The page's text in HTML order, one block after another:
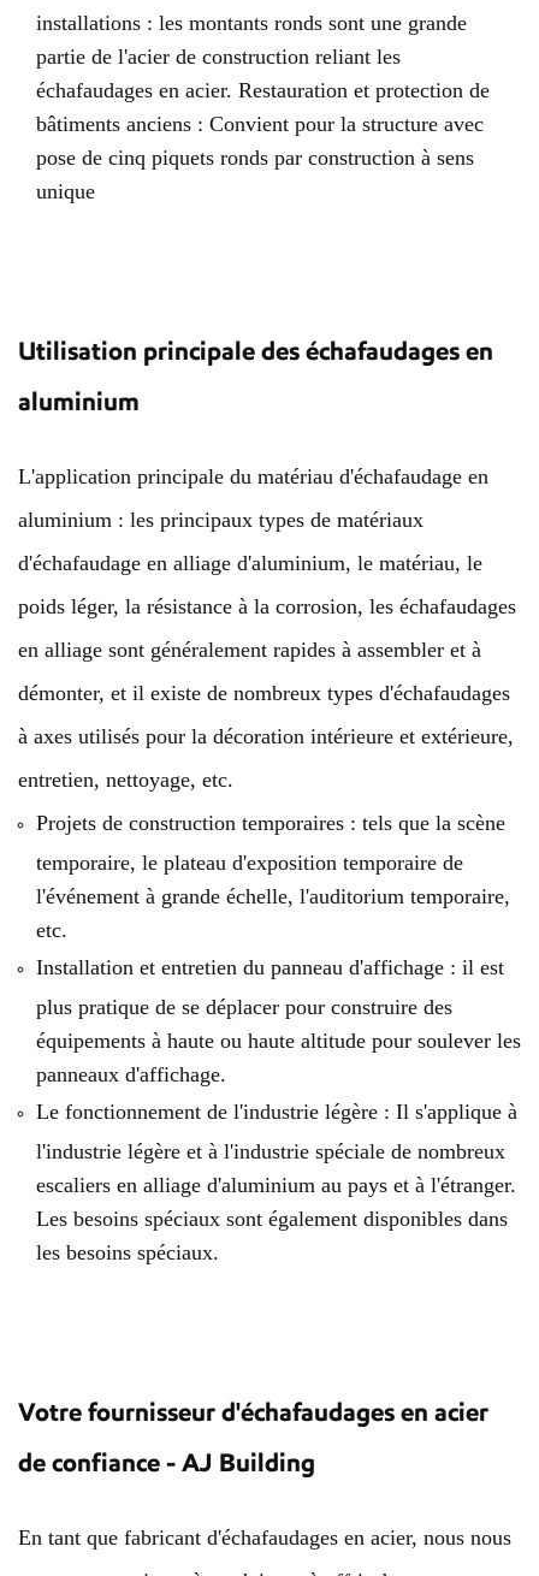
installations : les montants ronds sont une grande
partie de l'acier de construction reliant les
échafaudages en acier. Restauration et protection de
bâtiments anciens : Convient pour la structure avec
pose de cinq piquets ronds par construction à sens
unique
Utilisation principale des échafaudages en
aluminium
L'application principale du matériau d'échafaudage en
aluminium : les principaux types de matériaux
d'échafaudage en alliage d'aluminium, le matériau, le
poids léger, la résistance à la corrosion, les échafaudages
en alliage sont généralement rapides à assembler et à
démonter, et il existe de nombreux types d'échafaudages
à axes utilisés pour la décoration intérieure et extérieure,
entretien, nettoyage, etc.
Projets de construction temporaires : tels que la scène
temporaire, le plateau d'exposition temporaire de
l'événement à grande échelle, l'auditorium temporaire,
etc.
Installation et entretien du panneau d'affichage : il est
plus pratique de se déplacer pour construire des
équipements à haute ou haute altitude pour soulever les
panneaux d'affichage.
Le fonctionnement de l'industrie légère : Il s'applique à
l'industrie légère et à l'industrie spéciale de nombreux
escaliers en alliage d'aluminium au pays et à l'étranger.
Les besoins spéciaux sont également disponibles dans
les besoins spéciaux.
Votre fournisseur d'échafaudages en acier
de confiance - AJ Building
En tant que fabricant d'échafaudages en acier, nous nous